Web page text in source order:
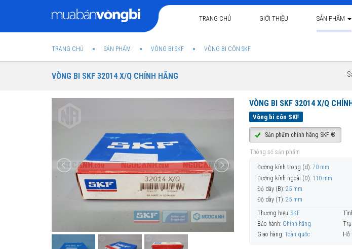
TRANG CHỦ GIỚI THIỆU SẢN PHẨM
TRANG CHỦ SẢN PHẨM VÒNG BI SKF VÒNG BI CÔN SKF
VÒNG BI SKF 32014 X/Q CHÍNH HÃNG
VÒNG BI SKF 32014 X/Q
Vòng bi côn SKF
Sản phẩm chính hãng SKF ®
Thông số sản phẩm
Đường kính trong (d): 70 mm
Đường kính ngoài (D): 110 mm
Độ dày (B): 25 mm
Độ dày (T): 25 mm
Thương hiệu: SKF
Bảo hành: Chính hãng
Giao hàng: Toàn quốc Hỗ